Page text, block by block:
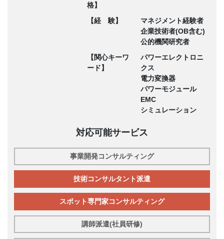
格】
【経 験】
マネジメント経験者
企業技術者(OB含む)
公的機関研究者
【関心キーワ
ード】
パワーエレクトロニ
クス
電力変換器
パワーモジュール
EMC
シミュレーション
対応可能サービス
事業開発コンサルティング
技術コンサルタント派遣
スポット専門家コンサルティング
講師派遣(社員研修)